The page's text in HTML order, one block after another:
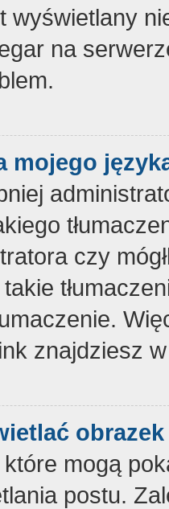
wyświetlany
na
mojego
czy
znajdziesz
mogą
postu.